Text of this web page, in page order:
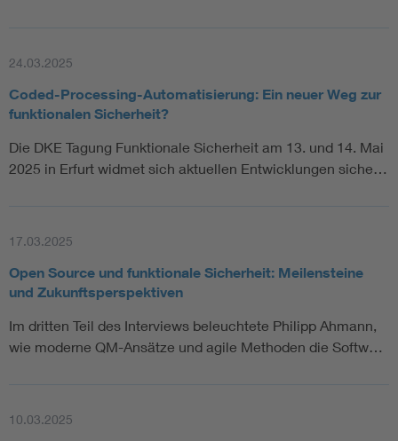
24.03.2025
Coded-Processing-Automatisierung: Ein neuer Weg zur
funktionalen Sicherheit?
Die DKE Tagung Funktionale Sicherheit am 13. und 14. Mai
2025 in Erfurt widmet sich aktuellen Entwicklungen siche…
17.03.2025
Open Source und funktionale Sicherheit: Meilensteine
und Zukunftsperspektiven
Im dritten Teil des Interviews beleuchtete Philipp Ahmann,
wie moderne QM-Ansätze und agile Methoden die Softw…
10.03.2025